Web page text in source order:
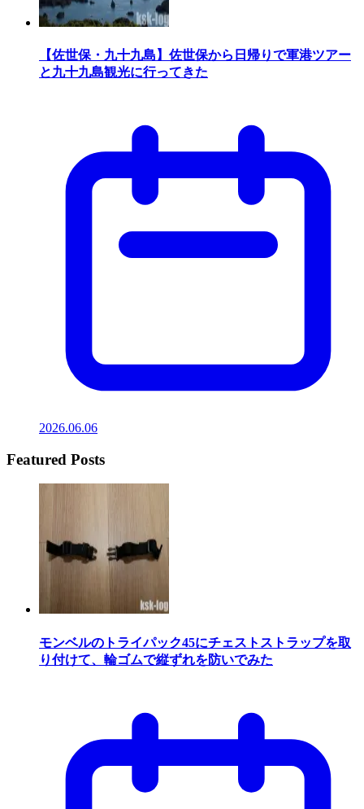
【佐世保・九十九島】佐世保から日帰りで軍港ツアー
と九十九島観光に行ってきた
2026.06.06
Featured Posts
モンベルのトライパック45にチェストストラップを取
り付けて、輪ゴムで縦ずれを防いでみた